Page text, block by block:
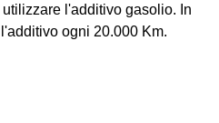
l'additivo gasolio. In
ogni 20.000 Km.